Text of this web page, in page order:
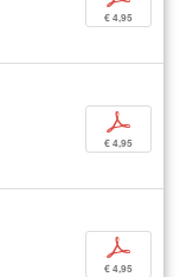
€ 4,95
p
€ 4,95
p
€ 4,95